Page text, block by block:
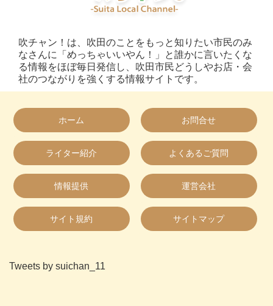
吹チャン！は、吹田のことをもっと知りたい市民のみ
なさんに「めっちゃいいやん！」と誰かに言いたくな
る情報をほぼ毎日発信し、吹田市民どうしやお店・会
社のつながりを強くする情報サイトです。
ホーム お問合せ
ライター紹介 よくあるご質問
情報提供 運営会社
サイト規約 サイトマップ
Tweets by suichan_11